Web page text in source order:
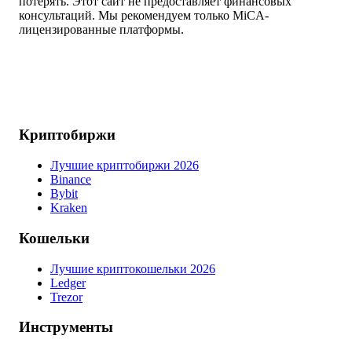
консультаций. Мы рекомендуем только MiCA-
лицензированные платформы.
Криптобиржи
Лучшие криптобиржи 2026
Binance
Bybit
Kraken
Кошельки
Лучшие криптокошельки 2026
Ledger
Trezor
Инструменты